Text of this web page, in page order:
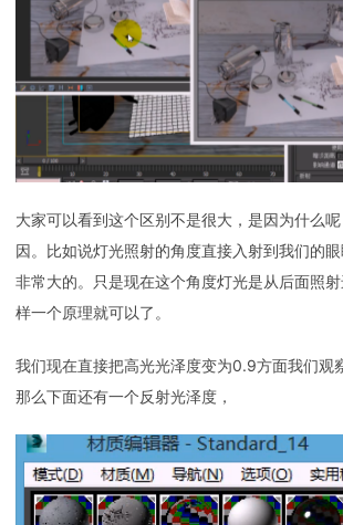
大家可以看到这个区别不是很大，是因为什么
因。比如说灯光照射的角度直接入射到我们的
非常大的。只是现在这个角度灯光是从后面照
样一个原理就可以了。
我们现在直接把高光光泽度变为0.9方面我们观
那么下面还有一个反射光泽度，